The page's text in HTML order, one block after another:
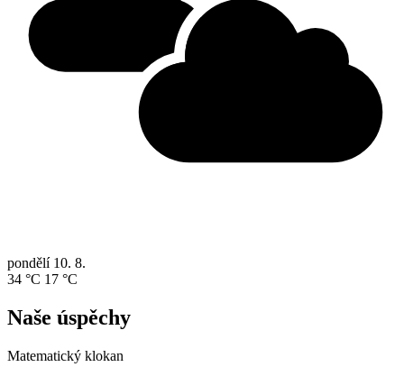
pondělí 10. 8.
34 °C 17 °C
Naše úspěchy
Matematický klokan